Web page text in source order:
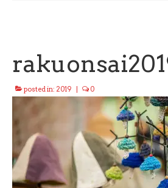
2018
2017
All Photo
Official Site
posted in: 2019 0